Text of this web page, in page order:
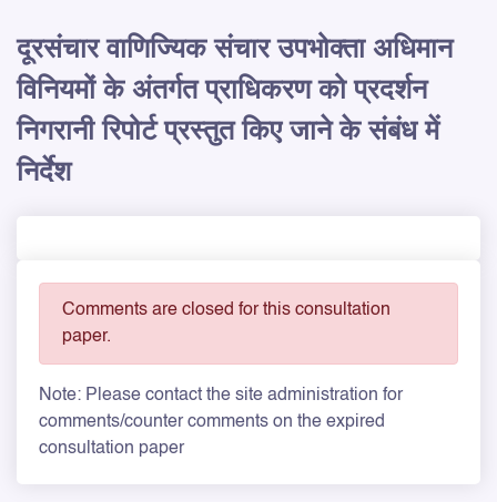
दूरसंचार वाणिज्यिक संचार उपभोक्ता अधिमान
विनियमों के अंतर्गत प्राधिकरण को प्रदर्शन
निगरानी रिपोर्ट प्रस्तुत किए जाने के संबंध में
निर्देश
Comments are closed for this consultation
paper.
Note: Please contact the site administration for
comments/counter comments on the expired
consultation paper